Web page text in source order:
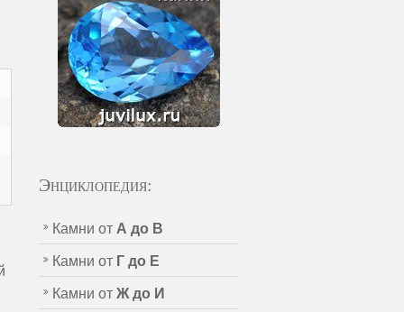
Энциклопедия:
Камни от А до В
Камни от Г до Е
Камни от Ж до И